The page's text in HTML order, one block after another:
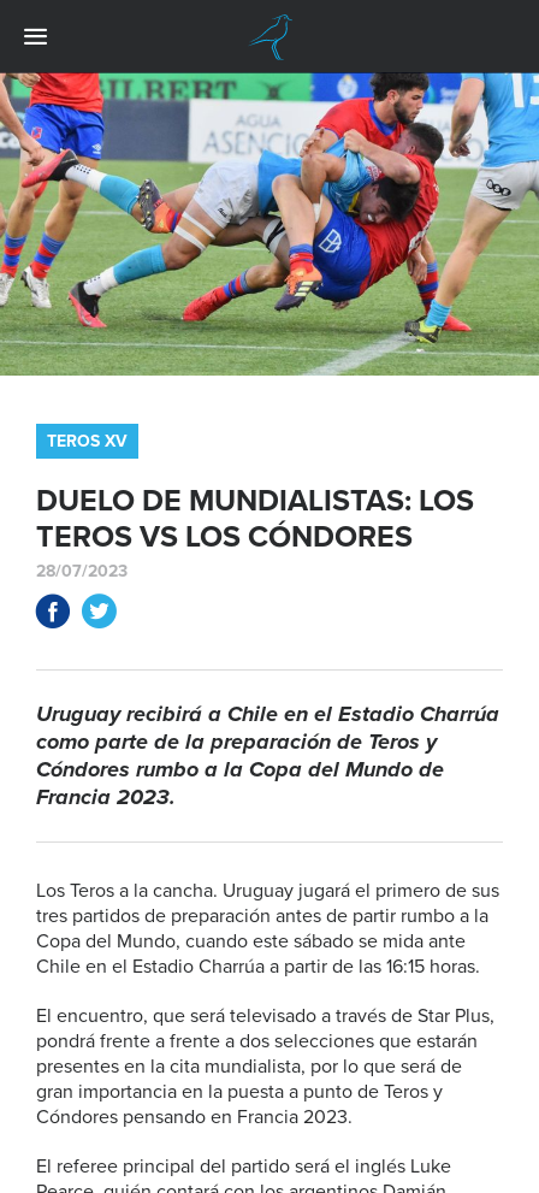
TEROS XV
DUELO DE MUNDIALISTAS: LOS
TEROS VS LOS CÓNDORES
28/07/2023
Uruguay recibirá a Chile en el Estadio Charrúa
como parte de la preparación de Teros y
Cóndores rumbo a la Copa del Mundo de
Francia 2023.
Los Teros a la cancha. Uruguay jugará el primero de sus
tres partidos de preparación antes de partir rumbo a la
Copa del Mundo, cuando este sábado se mida ante
Chile en el Estadio Charrúa a partir de las 16:15 horas.
El encuentro, que será televisado a través de Star Plus,
pondrá frente a frente a dos selecciones que estarán
presentes en la cita mundialista, por lo que será de
gran importancia en la puesta a punto de Teros y
Cóndores pensando en Francia 2023.
El referee principal del partido será el inglés Luke